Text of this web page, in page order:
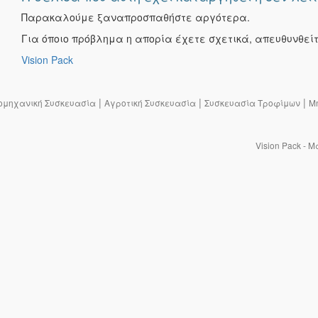
Παρακαλούμε ξαναπροσπαθήστε αργότερα.
Για όποιο πρόβλημα η απορία έχετε σχετικά,
Vision Pack
Συσκευασία | Αγροτική Συσκευασία | Συσκευασία Τροφίμων |
Vision Pack -